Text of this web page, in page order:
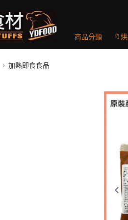
商品分類 🔖
加熱即食食品